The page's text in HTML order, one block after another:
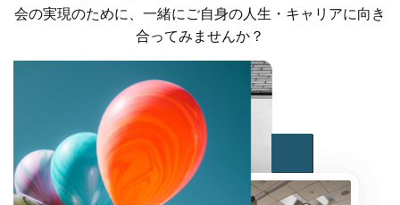
会の実現のために、一緒にご自身の人生・キャリアに向き
合ってみませんか？